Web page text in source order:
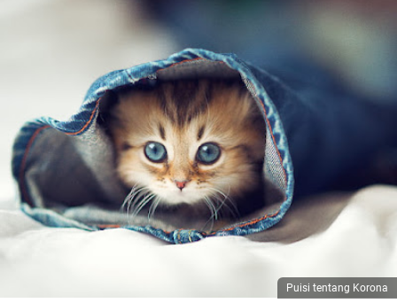
Puisi tentang Korona